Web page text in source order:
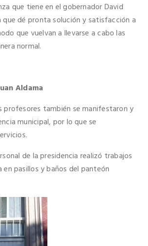
que tiene en el gobernador David
que dé pronta solución y satisfacción a
que vuelvan a llevarse a cabo las
normal.
Aldama
profesores también se manifestaron y
municipal, por lo que se
de la presidencia realizó trabajos
pasillos y baños del panteón